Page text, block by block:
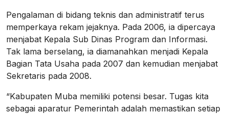
Pengalaman di bidang teknis dan administratif terus
memperkaya rekam jejaknya. Pada 2006, ia dipercaya
menjabat Kepala Sub Dinas Program dan Informasi.
Tak lama berselang, ia diamanahkan menjadi Kepala
Bagian Tata Usaha pada 2007 dan kemudian menjabat
Sekretaris pada 2008.
“Kabupaten Muba memiliki potensi besar. Tugas kita
sebagai aparatur Pemerintah adalah memastikan setiap